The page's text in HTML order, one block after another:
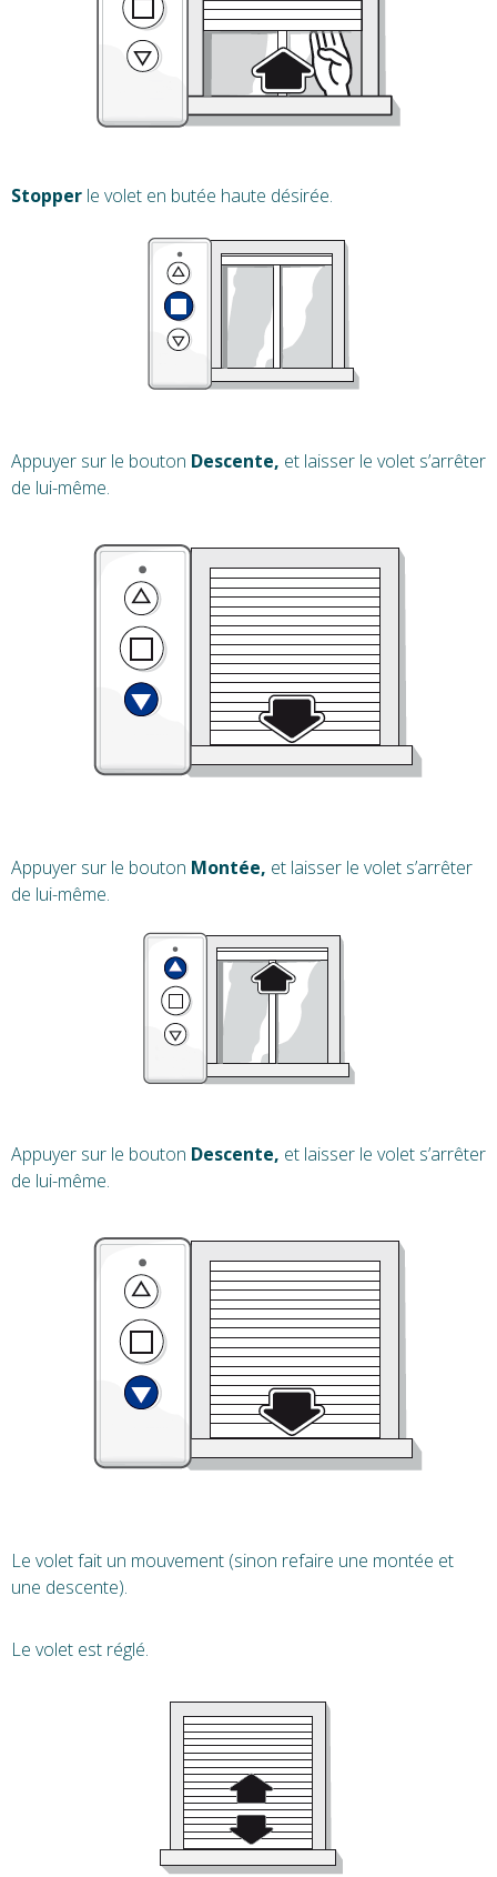
Stopper le volet en butée haute désirée.
Appuyer sur le bouton Descente, et laisser le volet s’arrêter
de lui-même.
Appuyer sur le bouton Montée, et laisser le volet s’arrêter
de lui-même.
Appuyer sur le bouton Descente, et laisser le volet s’arrêter
de lui-même.
Le volet fait un mouvement (sinon refaire une montée et
une descente).
Le volet est réglé.